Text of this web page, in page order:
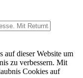
auf dieser Website um
zu verbessern. Mit
Cookies auf